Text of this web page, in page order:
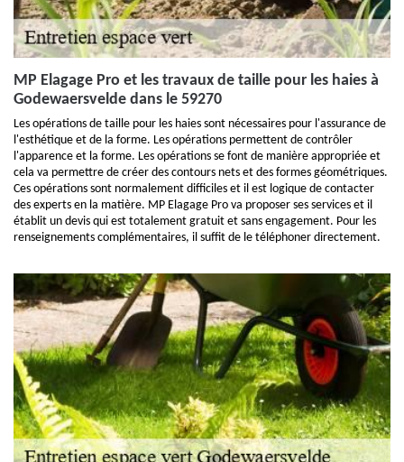
MP Elagage Pro et les travaux de taille pour les haies à
Godewaersvelde dans le 59270
Les opérations de taille pour les haies sont nécessaires pour l'assurance de
l'esthétique et de la forme. Les opérations permettent de contrôler
l'apparence et la forme. Les opérations se font de manière appropriée et
cela va permettre de créer des contours nets et des formes géométriques.
Ces opérations sont normalement difficiles et il est logique de contacter
des experts en la matière. MP Elagage Pro va proposer ses services et il
établit un devis qui est totalement gratuit et sans engagement. Pour les
renseignements complémentaires, il suffit de le téléphoner directement.